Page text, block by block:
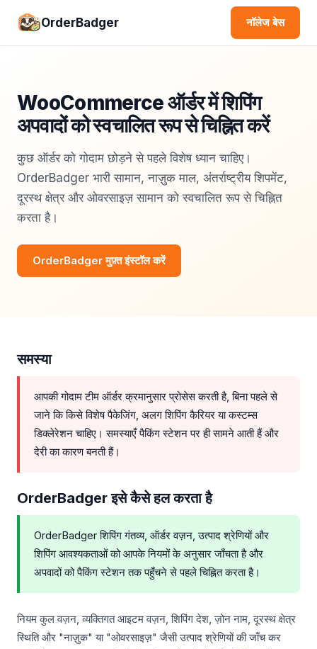
OrderBadger नॉलेज बेस
WooCommerce ऑर्डर में शिपिंग
अपवादों को स्वचालित रूप से चिह्नित करें
कुछ ऑर्डर को गोदाम छोड़ने से पहले विशेष ध्यान चाहिए।
OrderBadger भारी सामान, नाज़ुक माल, अंतर्राष्ट्रीय शिपमेंट,
दूरस्थ क्षेत्र और ओवरसाइज़ सामान को स्वचालित रूप से चिह्नित
करता है।
OrderBadger मुफ़्त इंस्टॉल करें
समस्या
आपकी गोदाम टीम ऑर्डर क्रमानुसार प्रोसेस करती है, बिना पहले से
जाने कि किसे विशेष पैकेजिंग, अलग शिपिंग कैरियर या कस्टम्स
डिक्लेरेशन चाहिए। समस्याएँ पैकिंग स्टेशन पर ही सामने आती हैं और
देरी का कारण बनती हैं।
OrderBadger इसे कैसे हल करता है
OrderBadger शिपिंग गंतव्य, ऑर्डर वज़न, उत्पाद श्रेणियों और
शिपिंग आवश्यकताओं को आपके नियमों के अनुसार जाँचता है और
अपवादों को पैकिंग स्टेशन तक पहुँचने से पहले चिह्नित करता है।
नियम कुल वज़न, व्यक्तिगत आइटम वज़न, शिपिंग देश, ज़ोन नाम, दूरस्थ क्षेत्र
स्थिति और "नाज़ुक" या "ओवरसाइज़" जैसी उत्पाद श्रेणियों की जाँच कर